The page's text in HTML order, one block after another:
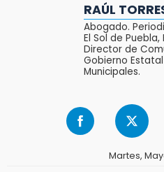
RAÚL
Abogado.
El Sol de Puebla,
Director de
Gobierno
Municipales.
Martes,